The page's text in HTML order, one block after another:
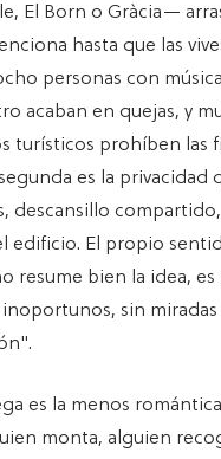
El Born o Gràcia—
hasta que las
personas con
acaban en quejas, y
turísticos prohíben las
es la privacidad
descansillo
edificio. El propio
resume bien la idea,
sin miradas
es la menos
monta, alguien